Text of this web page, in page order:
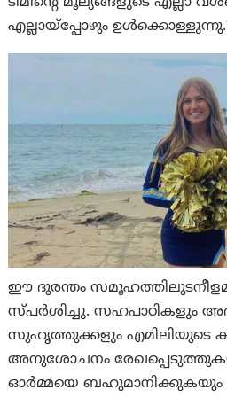
എല്ലായ്പ്പോഴും
ഈ ദുരന്തം
സ്പർശിച്ചു. സഹപാഠികളും
സുഹൃത്തുക്കളും എമിലിയുടെ
അനുശോചനം
ഓർമ്മയെ